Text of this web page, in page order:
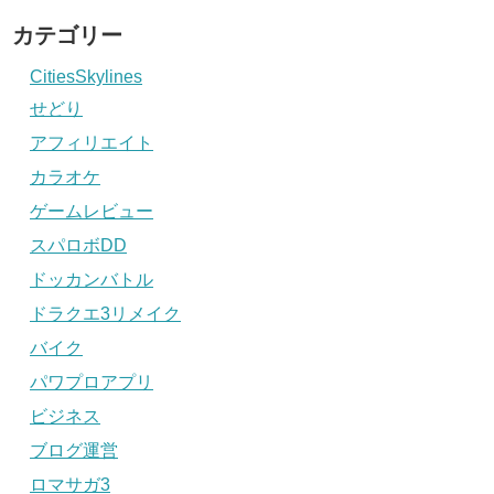
カテゴリー
CitiesSkylines
せどり
アフィリエイト
カラオケ
ゲームレビュー
スパロボDD
ドッカンバトル
ドラクエ3リメイク
バイク
パワプロアプリ
ビジネス
ブログ運営
ロマサガ3